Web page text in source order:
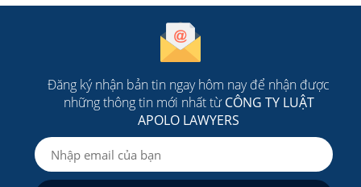
Đăng ký nhận bản tin ngay hôm nay để nhận được
những thông tin mới nhất từCÔNG TY LUẬT
APOLO LAWYERS